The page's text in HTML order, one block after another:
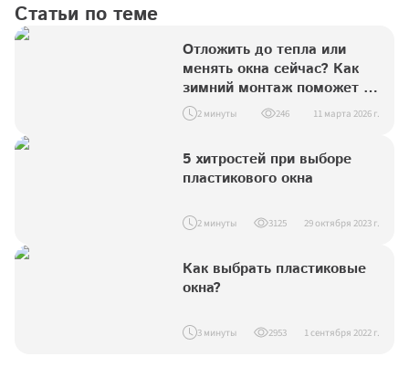
Статьи по теме
Отложить до тепла или
менять окна сейчас? Как
зимний монтаж поможет
сэкономить вам деньги
2 минуты 246 11 марта 2026 г.
5 хитростей при выборе
пластикового окна
2 минуты 3125 29 октября 2023 г.
Как выбрать пластиковые
окна?
3 минуты 2953 1 сентября 2022 г.